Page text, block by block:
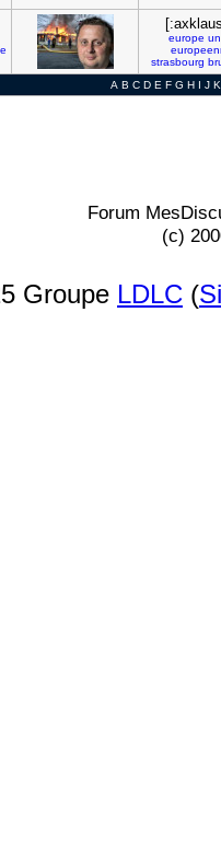
europe
strasbourg
A B C D E F G H I J K
Forum
(c)
Groupe LDLC (